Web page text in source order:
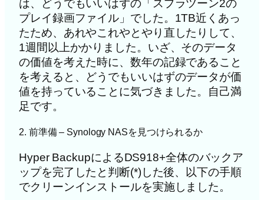
は、どうでもいいはずの「スプラツーン2の
プレイ録画ファイル」でした。1TB近くあっ
たため、あれやこれやとやり直したりして、
1週間以上かかりました。いざ、そのデータ
の価値を考えた時に、数年の記録であること
を考えると、どうでもいいはずのデータが価
値を持っていることに気づきました。自己満
足です。
2. 前準備 – Synology NASを見つけられるか
Hyper BackupによるDS918+全体のバックア
ップを完了したと判断(*)した後、以下の手順
でクリーンインストールを実施しました。